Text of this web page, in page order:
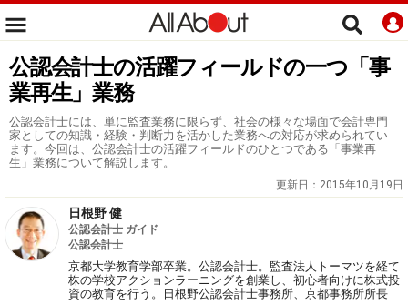
公認会計士の活躍フィールドの一つ「事
業再生」業務
公認会計士には、単に監査業務に限らず、社会の様々な場面で会計専門
家としての知識・経験・判断力を活かした業務への対応が求められてい
ます。今回は、公認会計士の活躍フィールドのひとつである「事業再
生」業務について解説します。
更新日： 2015年10月19日
日根野 健
公認会計士 ガイド
公認会計士
京都大学教育学部卒業。公認会計士。監査法人トーマツを経て
株の学校アクションラーニングを創業し、初心者向けに株式投
資の教育を行う。日根野公認会計士事務所、京都事務所所長